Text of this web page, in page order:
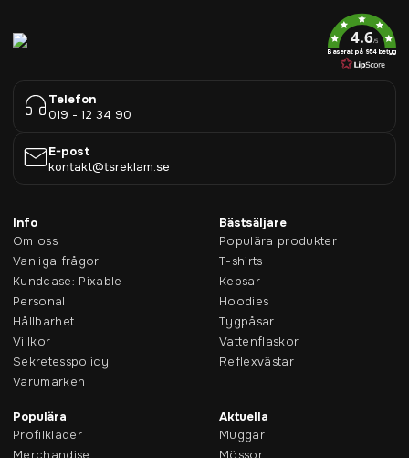
4.6/5
Baserat på 954 betyg
Telefon
019 - 12 34 90
E-post
kontakt@tsreklam.se
Info
Om oss
Vanliga frågor
Kundcase: Pixable
Personal
Hållbarhet
Villkor
Sekretesspolicy
Varumärken
Bästsäljare
Populära produkter
T-shirts
Kepsar
Hoodies
Tygpåsar
Vattenflaskor
Reflexvästar
Populära
Profilkläder
Merchandise
Aktuella
Muggar
Mössor